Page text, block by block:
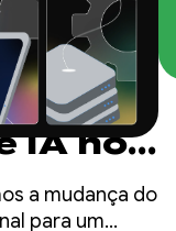
IA no
a mudança do
para um